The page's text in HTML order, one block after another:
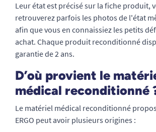
Leur état est précisé sur la fiche produit,
retrouverez parfois les photos de l'état
afin que vous en connaissiez les petits
achat. Chaque produit reconditionné
garantie de 2 ans.
D’où provient le
médical reconditionné
Le matériel médical reconditionné
ERGO peut avoir plusieurs origines :